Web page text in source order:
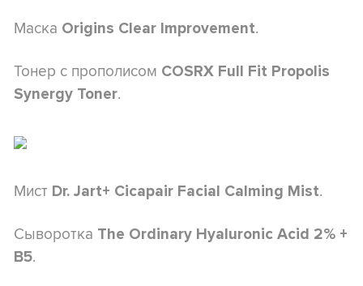
Маска Origins Clear Improvement.
Тонер с прополисом COSRX Full Fit Propolis
Synergy Toner.
Мист Dr. Jart+ Cicapair Facial Calming Mist.
Сыворотка The Ordinary Hyaluronic Acid 2% +
B5.